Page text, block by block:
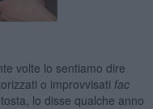
volte lo sentiamo dire
o improvvisati fac
lo disse qualche anno